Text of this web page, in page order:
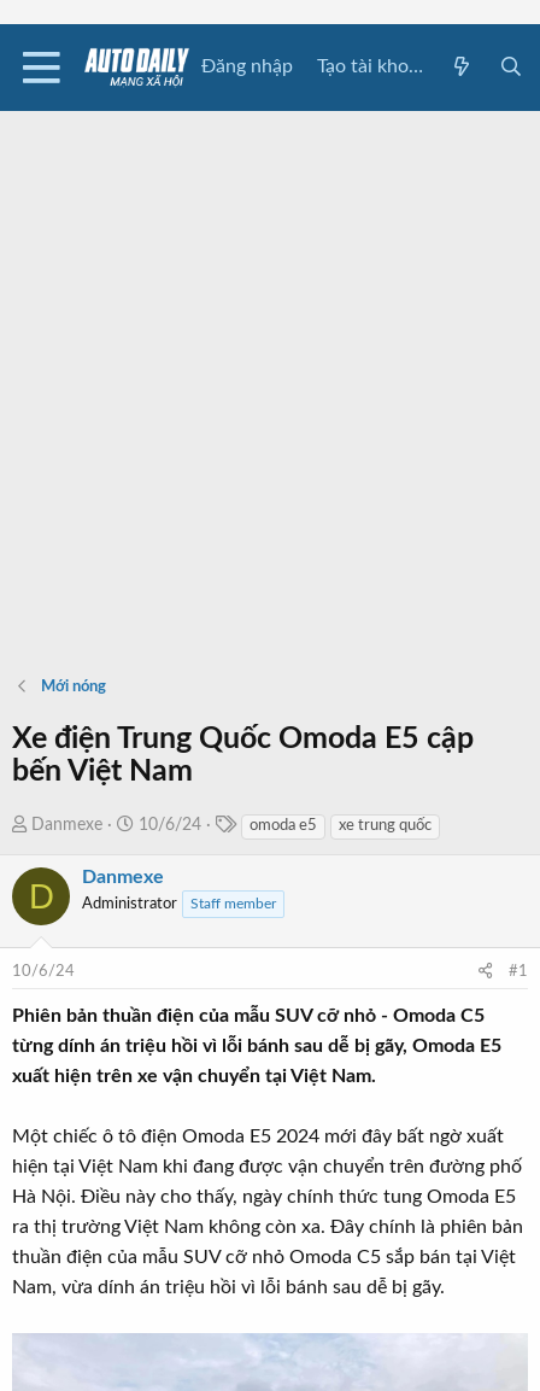
Đăng nhập Tạo tài khoản
Mới nóng
Xe điện Trung Quốc Omoda E5 cập
bến Việt Nam
T
e
a
t
r
Danmexe
N
à
y
đ
ầ
10/6/24
s
omoda e5 xe trung quốc
D Danmexe
Administrator Staff member
10/6/24 #1
Phiên bản thuần điện của mẫu SUV cỡ nhỏ - Omoda C5
từng dính án triệu hồi vì lỗi bánh sau dễ bị gãy, Omoda E5
xuất hiện trên xe vận chuyển tại Việt Nam.
Một chiếc ô tô điện Omoda E5 2024 mới đây bất ngờ xuất
hiện tại Việt Nam khi đang được vận chuyển trên đường phố
Hà Nội. Điều này cho thấy, ngày chính thức tung Omoda E5
ra thị trường Việt Nam không còn xa. Đây chính là phiên bản
thuần điện của mẫu SUV cỡ nhỏ Omoda C5 sắp bán tại Việt
Nam, vừa dính án triệu hồi vì lỗi bánh sau dễ bị gãy.